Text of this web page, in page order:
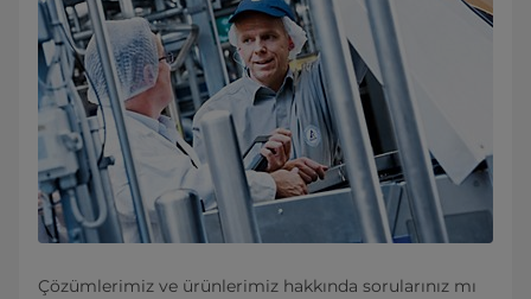
Çözümlerimiz ve ürünlerimiz hakkında sorularınız mı